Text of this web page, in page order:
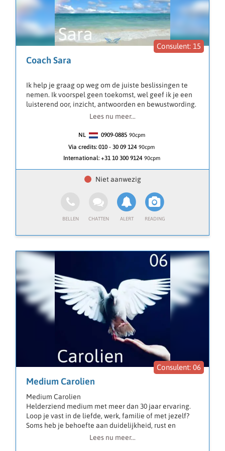
15
Coach Sara
Ik help je graag op weg om de juiste beslissingen te
nemen. Ik voorspel geen toekomst, wel geef ik je een
luisterend oor, inzicht, antwoorden en bewustwording.
Waar ik vooral in gespecialiseerd ben is om blokkades
niet de juiste beslissingen kan nemen.
liefde, relaties, werk en financiën, door problemen uit
het verleden samen op te lossen.
Je kan mij alles vragen over je verleden en als coach
gaan we samen op zoek naar antwoorden voor de
Ik doe geen kaartlegging en toekomstvoorspellingen.
Lees nu meer...
NL 0909-0885 90cpm
Via credits: 010 - 30 09 124 90cpm
International: +31 10 300 9124 90cpm
06
Medium Carolien
Medium Carolien
Helderziend medium met meer dan 30 jaar ervaring.
Loop je vast in de liefde, werk, familie of met jezelf?
Soms heb je behoefte aan duidelijkheid, rust en
iemand die écht met je meekijkt. Tijdens een consult
Lees nu meer...